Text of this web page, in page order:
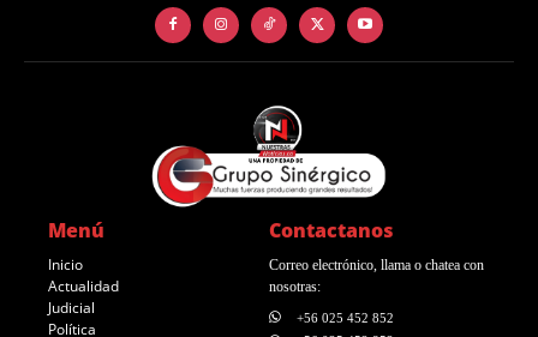
Menú
Inicio
Actualidad
Judicial
Política
Contactanos
Correo electrónico, llama o chatea con
nosotras:
+56 025 452 852